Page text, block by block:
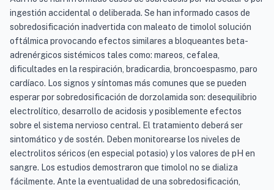
ingestión accidental o deliberada. Se han informado casos de
sobredosificación inadvertida con maleato de timolol solución
oftálmica provocando efectos similares a bloqueantes beta-
adrenérgicos sistémicos tales como: mareos, cefalea,
dificultades en la respiración, bradicardia, broncoespasmo, paro
cardíaco. Los signos y síntomas más comunes que se pueden
esperar por sobredosificación de dorzolamida son: desequilibrio
electrolítico, desarrollo de acidosis y posiblemente efectos
sobre el sistema nervioso central. El tratamiento deberá ser
sintomático y de sostén. Deben monitorearse los niveles de
electrolitos séricos (en especial potasio) y los valores de pH en
sangre. Los estudios demostraron que timolol no se dializa
fácilmente. Ante la eventualidad de una sobredosificación,